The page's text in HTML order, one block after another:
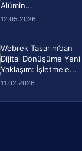
Alümin...
12.05.2026
Webrek Tasarım’dan
Dijital Dönüşüme Yeni
Yaklaşım: İşletmele...
11.02.2026